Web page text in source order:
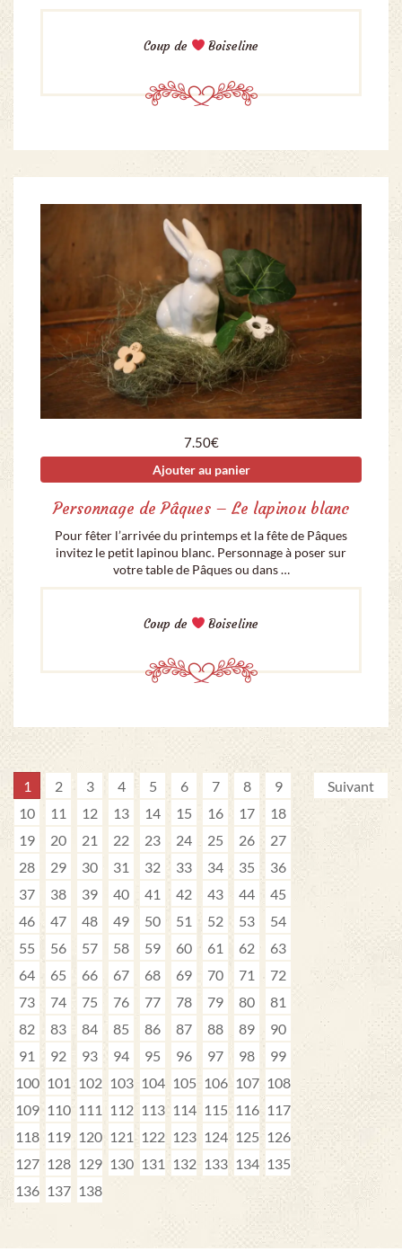
Coup de Boiseline
7.50€
Ajouter au panier
Personnage de Pâques – Le lapinou blanc
Pour fêter l’arrivée du printemps et la fête de Pâques
invitez le petit lapinou blanc. Personnage à poser sur
votre table de Pâques ou dans …
Coup de Boiseline
1 2 3 4 5 6 7 8
9
10
11 12 13 14 15 16 17
18
19
20 21 22 23 24 25 26
27
28
29 30 31 32 33 34 35
36
37
38 39 40 41 42 43 44
45
46
47 48 49 50 51 52 53
54
55
56 57 58 59 60 61 62
63
64
65 66 67 68 69 70 71
72
73
74 75 76 77 78 79 80
81
82
83 84 85 86 87 88 89
90
91
92 93 94 95 96 97 98
99
100 101 102 103 104 105 106 107 108
109 110 111 112 113 114 115 116 117
118 119 120 121 122 123 124 125 126
127 128 129 130 131 132 133 134 135
136 137 138
Suivant